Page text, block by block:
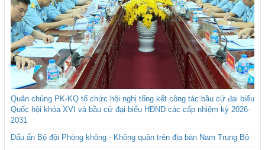
Quân chủng PK-KQ tổ chức hội nghị tổng kết công tác bầu cử đại biểu
Quốc hội khóa XVI và bầu cử đại biểu HĐND các cấp nhiệm kỳ 2026-
2031
Dấu ấn Bộ đội Phòng không - Không quân trên địa bàn Nam Trung Bộ